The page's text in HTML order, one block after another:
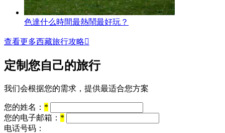
色達什么時間最熱鬧最好玩？
查看更多西藏旅行攻略
定制您自己的旅行
我们会根据您的需求，提供最适合您方案
您的姓名： *
您的电子邮箱： *
电话号码：